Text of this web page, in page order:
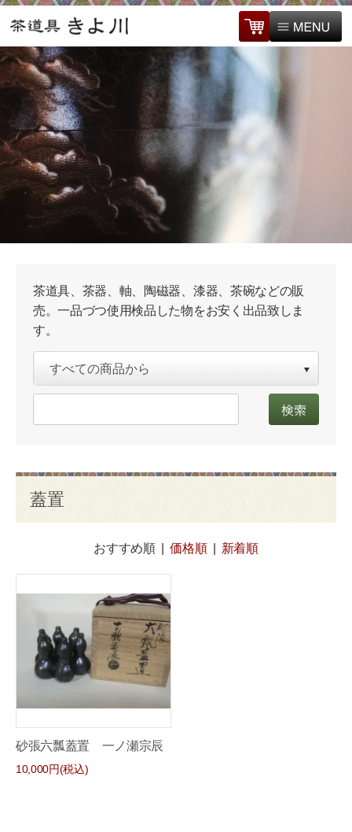
茶道具、茶器、軸、陶磁器、漆器、茶碗などの販
売。一品づつ使用検品した物をお安く出品致しま
す。
蓋置
おすすめ順|価格順| 新着順
砂張六瓢蓋置 一ノ瀬宗辰
10,000円(税込)